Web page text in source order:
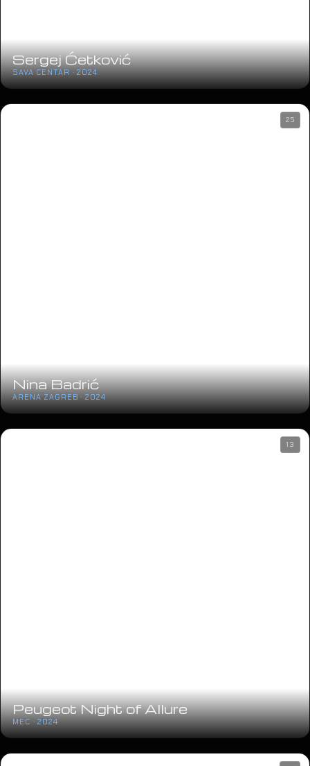
Sergej Ćetković
SAVA CENTAR · 2024
Nina Badrić
ARENA ZAGREB · 2024
25
Peugeot Night of Allure
MEC · 2024
13